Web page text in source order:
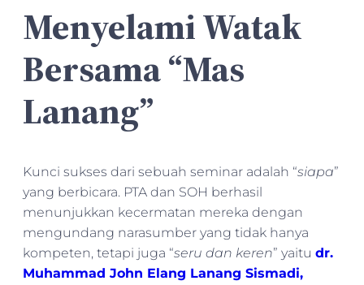
Menyelami Watak
Bersama “Mas
Lanang”
Kunci sukses dari sebuah seminar adalah “siapa”
yang berbicara. PTA dan SOH berhasil
menunjukkan kecermatan mereka dengan
mengundang narasumber yang tidak hanya
kompeten, tetapi juga “seru dan keren” yaitu dr.
Muhammad John Elang Lanang Sismadi,